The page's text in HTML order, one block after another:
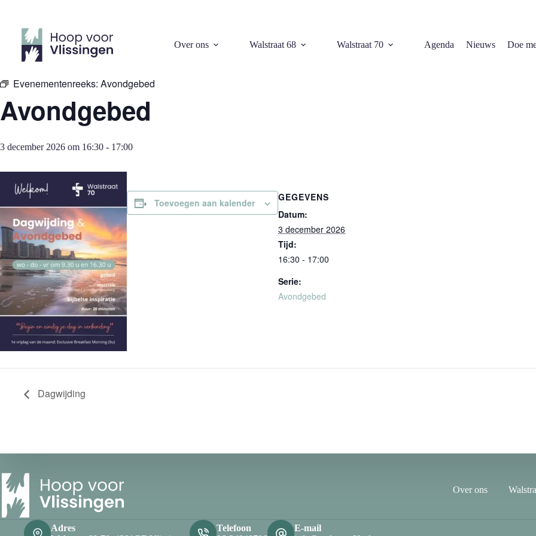
inhoud
Over ons Walstraat 68 Walstraat 70 Agenda Nieuws Doe
« Alle Evenementen
Evenementenreeks: Avondgebed
Avondgebed
3 december 2026 om 16:30 - 17:00
Toevoegen aan kalender
GEGEVENS
Datum:
3 december 2026
Tijd:
16:30 - 17:00
Serie:
Avondgebed
Dagwijding
Over ons
Adres
Telefoon
E-mail